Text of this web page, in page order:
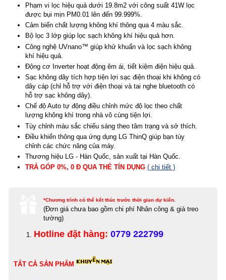
Phạm vi lọc hiệu quả dưới 19.8m2 với công suất 41W lọc
được bụi mịn PM0.01 lên đến 99.999%.
Cảm biến chất lượng không khí thông qua 4 màu sắc.
Bộ lọc 3 lớp giúp lọc sạch không khí hiệu quả hơn.
Công nghệ UVnano™ giúp khử khuẩn và lọc sạch không
khí hiệu quả.
Động cơ Inverter hoạt động êm ái, tiết kiệm điện hiệu quả.
Sạc không dây tích hợp tiện lợi sạc điện thoại khi không có
dây cáp (chỉ hỗ trợ với điện thoại và tai nghe bluetooth có
hỗ trợ sạc không dây).
Chế độ Auto tự động điều chỉnh mức độ lọc theo chất
lượng không khí trong nhà vô cùng tiện lợi.
Tùy chỉnh màu sắc chiếu sáng theo tâm trạng và sở thích.
Điều khiển thông qua ứng dụng LG ThinQ giúp bạn tùy
chỉnh các chức năng của máy.
Thương hiệu LG - Hàn Quốc, sản xuất tại Hàn Quốc.
TRẢ GÓP 0%, 0 Đ QUA THẺ TÍN DỤNG ( chi tiết )
*Chương trình có thể kết thúc trước thời gian dự kiến.
(Đơn giá c hưa bao gồm chi phí Nhân công & giá treo
tường)
Hotline đặt hàng: 0779 222799
TẤT CẢ SẢN PHẨM